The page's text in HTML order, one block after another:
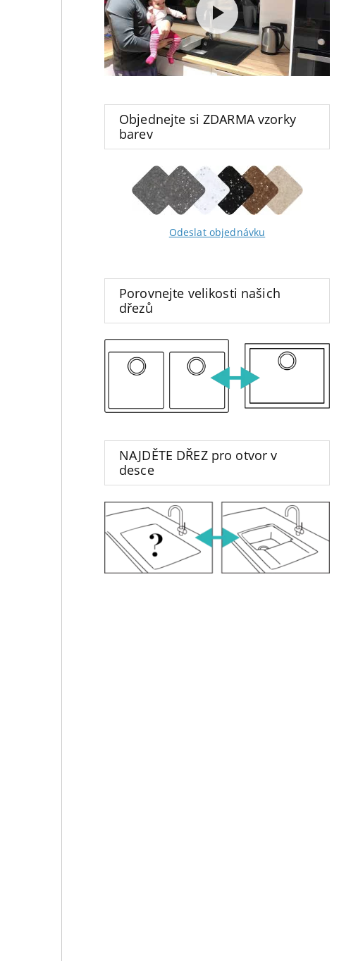
Objednejte si ZDARMA vzorky
barev
Odeslat objednávku
Porovnejte velikosti našich
dřezů
NAJDĚTE DŘEZ pro otvor v
desce